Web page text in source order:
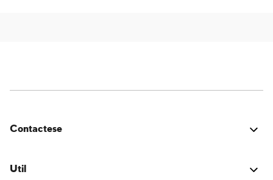
Contactese
una idea para mejorar? ¡Nos encantaría saber de ti!
Util